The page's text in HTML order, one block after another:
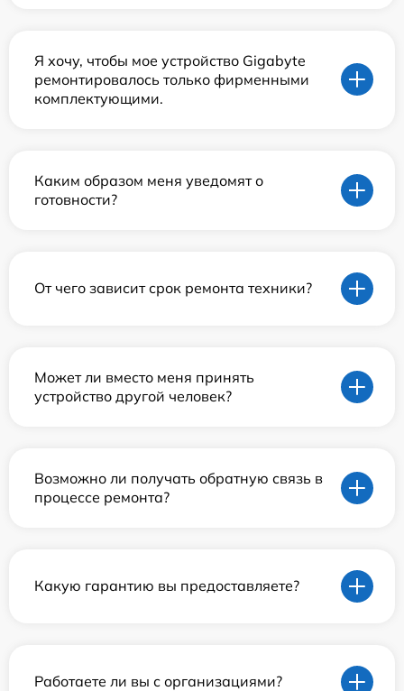
Я хочу, чтобы мое устройство Gigabyte
ремонтировалось только фирменными
комплектующими.
Каким образом меня уведомят о
готовности?
От чего зависит срок ремонта техники?
Может ли вместо меня принять
устройство другой человек?
Возможно ли получать обратную связь в
процессе ремонта?
Какую гарантию вы предоставляете?
Работаете ли вы с организациями?